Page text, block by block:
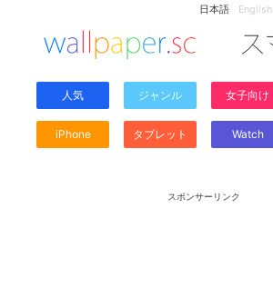
日本語 English
人気 ジャンル 女子向け
iPhone タブレット Watch
スポンサーリンク